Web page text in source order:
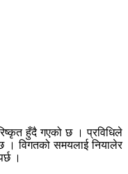
हुँदै गएको छ । प्रविधिले
। विगतको समयलाई नियालेर
।